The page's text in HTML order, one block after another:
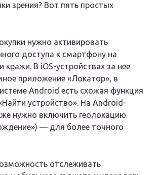
зрения? Вот пять простых
нужно активировать
доступа к смартфону на
кражи. В iOS-устройствах за нее
приложение «Локатор», в
Android есть схожая функция
устройство». На Android-
нужно включить геолокацию
— для более точного
отслеживать